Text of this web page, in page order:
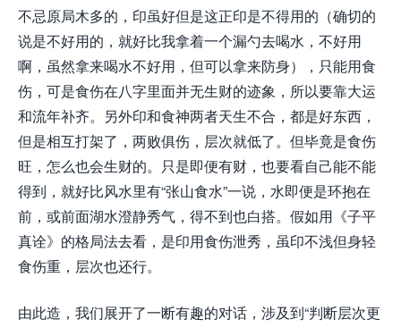
不忌原局木多的，印虽好但是这正印是不得用的（确切的
说是不好用的，就好比我拿着一个漏勺去喝水，不好用
啊，虽然拿来喝水不好用，但可以拿来防身），只能用食
伤，可是食伤在八字里面并无生财的迹象，所以要靠大运
和流年补齐。另外印和食神两者天生不合，都是好东西，
但是相互打架了，两败俱伤，层次就低了。但毕竟是食伤
旺，怎么也会生财的。只是即便有财，也要看自己能不能
得到，就好比风水里有“张山食水”一说，水即便是环抱在
前，或前面湖水澄静秀气，得不到也白搭。假如用《子平
真诠》的格局法去看，是印用食伤泄秀，虽印不浅但身轻
食伤重，层次也还行。
由此造，我们展开了一断有趣的对话，涉及到“判断层次更